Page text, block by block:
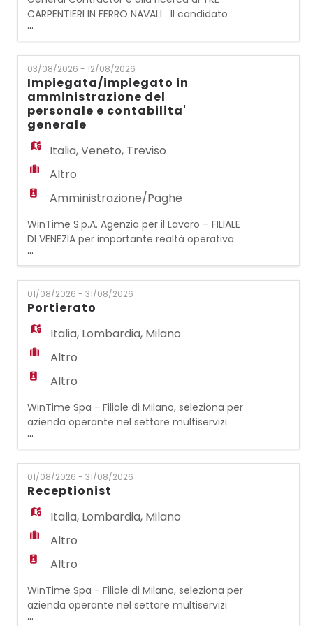
CARPENTIERI IN FERRO NAVALI Il candidato
ideale dovrebbe essere in grado di: - Taglio
e montaggio della lamiera secondo i disegni
del Cantiere - Conoscere i principali
strumenti di lavoro che vengono utilizzati
nel settore della Carpenteria Navale -
Svolgere in autonomia il lavoro assegnato
dal Capo-C
...
03/08/2026 - 12/08/2026
Impiegata/impiegato in
amministrazione del
personale e contabilita'
generale
Italia,Veneto, Treviso
Altro
Amministrazione/Paghe
WinTime S.p.A. Agenzia per il Lavoro – FILIALE
DI VENEZIA per importante realtà operativa
nel settore dei servizi, ricerca:
IMPIEGATA/IMPIEGATO IN AMMINISTRAZIONE
DEL PERSONALE E CONTABILITA' GENERALE La
risorsa, inserita all'interno dell'ufficio
amministrativo, si occuperà di: -
Contabilità generale (prima nota,
fatturazione attiva e
...
01/08/2026 - 31/08/2026
Portierato
Italia, Lombardia, Milano
Altro
Altro
WinTime Spa - Filiale di Milano, seleziona per
azienda operante nel settore multiservizi
un/una ADDETTO/A AL PORTIERATO per
sostituzione ferie La persona selezionata si
occuperà delle seguenti attività: -
accoglienza visitatori, gestione accessi -
gestione del centralino, presidio della
struttura - mantenimento ordine e cura
dell'area reception
...
01/08/2026 - 31/08/2026
Receptionist
Italia, Lombardia, Milano
Altro
Altro
WinTime Spa - Filiale di Milano, seleziona per
azienda operante nel settore multiservizi
un/una ADDETTO/A ALLA RECEPTION /
...